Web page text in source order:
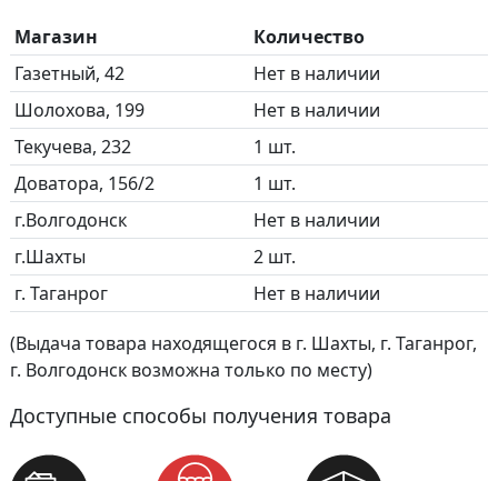
Магазин
Количество
Газетный, 42
Нет в наличии
Шолохова, 199
Нет в наличии
Текучева, 232
1 шт.
Доватора, 156/2
1 шт.
г.Волгодонск
Нет в наличии
г.Шахты
2 шт.
г. Таганрог
Нет в наличии
(Выдача товара находящегося в г. Шахты, г. Таганрог,
г. Волгодонск возможна только по месту)
Доступные способы получения товара